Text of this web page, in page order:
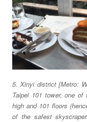
5. Xinyi district [Metro:
Taipei 101 tower, one
high and 101 floors
of the safest